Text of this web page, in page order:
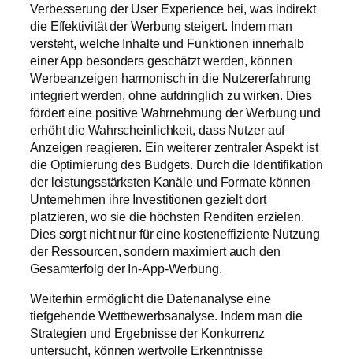
Verbesserung der User Experience bei, was indirekt
die Effektivität der Werbung steigert. Indem man
versteht, welche Inhalte und Funktionen innerhalb
einer App besonders geschätzt werden, können
Werbeanzeigen harmonisch in die Nutzererfahrung
integriert werden, ohne aufdringlich zu wirken. Dies
fördert eine positive Wahrnehmung der Werbung und
erhöht die Wahrscheinlichkeit, dass Nutzer auf
Anzeigen reagieren. Ein weiterer zentraler Aspekt ist
die Optimierung des Budgets. Durch die Identifikation
der leistungsstärksten Kanäle und Formate können
Unternehmen ihre Investitionen gezielt dort
platzieren, wo sie die höchsten Renditen erzielen.
Dies sorgt nicht nur für eine kosteneffiziente Nutzung
der Ressourcen, sondern maximiert auch den
Gesamterfolg der In-App-Werbung.
Weiterhin ermöglicht die Datenanalyse eine
tiefgehende Wettbewerbsanalyse. Indem man die
Strategien und Ergebnisse der Konkurrenz
untersucht, können wertvolle Erkenntnisse